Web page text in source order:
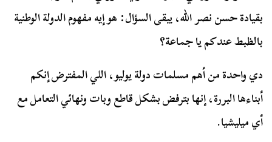
بقيادة حسن نصر الله، يبقى السؤال: هو إيه مفهوم الدولة الوطنية
بالظبط عندكم يا جماعة؟
دي واحدة من أهم مسلمات دولة يوليو، اللي المفترض إنكم
أبناءها البررة، إنها بترفض بشكل قاطع وبات ونهائي التعامل مع
أي ميليشيا.